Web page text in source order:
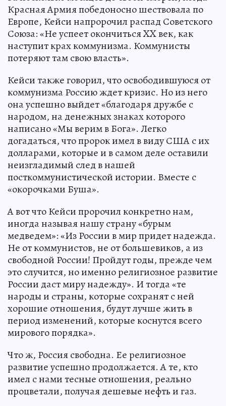
Красная Армия победоносно шествовала по
Европе, Кейси напророчил распад Советского
Союза: «Не успеет окончиться XX век, как
наступит крах коммунизма. Коммунисты
потеряют там свою власть».
Кейси также говорил, что освободившуюся от
коммунизма Россию ждет кризис. Но из него
она успешно выйдет «благодаря дружбе с
народом, на денежных знаках которого
написано «Мы верим в Бога». Легко
догадаться, что пророк имел в виду США с их
долларами, которые и в самом деле оставили
неизгладимый след в нашей
посткоммунистической истории. Вместе с
«окорочками Буша».
А вот что Кейси пророчил конкретно нам,
иногда называя нашу страну «бурым
медведем»: «Из России в мир придет надежда.
Не от коммунистов, не от большевиков, а из
свободной России! Пройдут годы, прежде чем
это случится, но именно религиозное развитие
России даст миру надежду». И тогда «те
народы и страны, которые сохранят с ней
хорошие отношения, будут лучше жить в
период изменений, которые коснутся всего
мирового порядка».
Что ж, Россия свободна. Ее религиозное
развитие успешно продолжается. А те, кто
имел с нами тесные отношения, реально
процветали, получая дешевые нефть и газ.